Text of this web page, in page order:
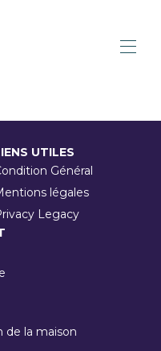
US
UTILES
Général
légales
Legacy
la maison